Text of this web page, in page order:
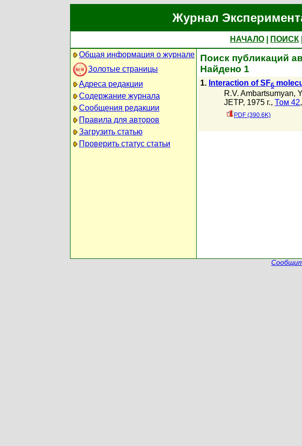
Журнал
НАЧАЛО ПОИСК
Общая информация о журнале
Золотые страницы
Адреса редакции
Содержание журнала
Сообщения редакции
Правила для авторов
Загрузить статью
Проверить статус статьи
Поиск публикаций
Найдено 1
1. Interaction of SF6
R.V. Ambartsumyan,
JETP, 1975 г., Том 42,
PDF (390.6K)